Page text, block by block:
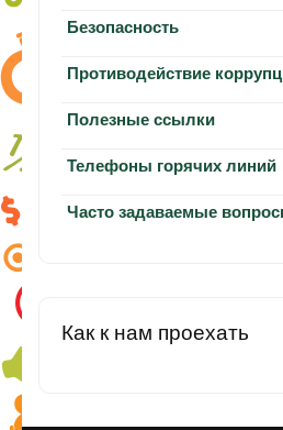
Безопасность
Противодействие
Полезные ссылки
Телефоны горячих линий
Часто задаваемые
Как к нам проехать